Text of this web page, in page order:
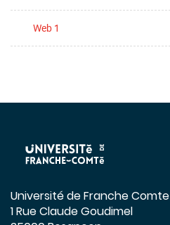
Web 1
Université de Franche Comte
1 Rue Claude Goudimel